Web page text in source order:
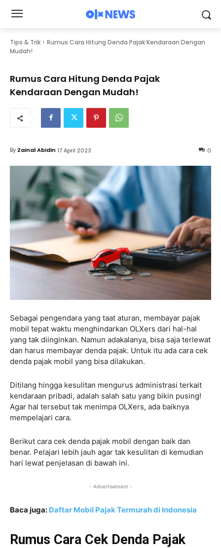
Tips & Trik
Rumus Cara Hitung Denda Pajak Kendaraan Dengan
Mudah!
Rumus Cara Hitung Denda Pajak
Kendaraan Dengan Mudah!
0
By Zainal Abidin 17 April 2023
Sebagai pengendara yang taat aturan, membayar pajak
mobil tepat waktu menghindarkan OLXers dari hal-hal
yang tak diinginkan. Namun adakalanya, bisa saja terlewat
dan harus membayar denda pajak. Untuk itu ada cara cek
denda pajak mobil yang bisa dilakukan.
Ditilang hingga kesulitan mengurus administrasi terkait
kendaraan pribadi, adalah salah satu yang bikin pusing!
Agar hal tersebut tak menimpa OLXers, ada baiknya
mempelajari cara.
Berikut cara cek denda pajak mobil dengan baik dan
benar. Pelajari lebih jauh agar tak kesulitan di kemudian
hari lewat penjelasan di bawah ini.
- Advertisement -
Baca juga: Daftar Mobil Pajak Termurah di Indonesia
Rumus Cara Cek Denda Pajak